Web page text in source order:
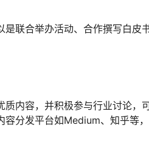
联合举办活动、合作撰写白皮书
内容，并积极参与行业讨论，
容分发平台如Medium、知乎等